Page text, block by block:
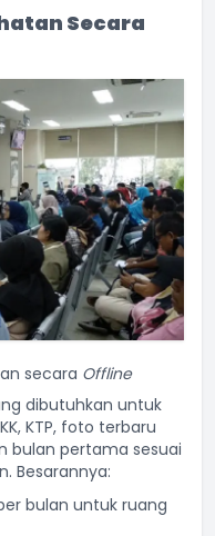
Secara
secara Offline
dibutuhkan untuk
KTP, foto terbaru
bulan pertama sesuai
Besarannya:
bulan untuk ruang